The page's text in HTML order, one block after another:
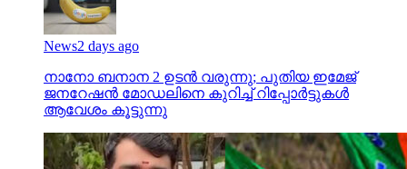
News2 days ago
നാനോ ബനാന 2 ഉടന്‍ വരുന്നു; പുതിയ ഇമേജ്
ജനറേഷന്‍ മോഡലിനെ കുറിച്ച് റിപ്പോര്‍ട്ടുകള്‍
ആവേശം കൂട്ടുന്നു